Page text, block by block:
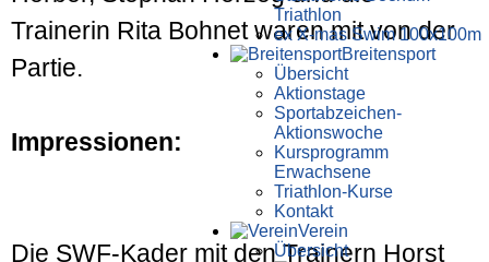
Triathlon
ex X-mas Swim 100x100m
Breiten­sport
Übersicht
Aktionstage
Sportabzeichen-
Aktionswoche
Kursprogramm
Erwachsene
Triathlon-Kurse
Kontakt
Verein
Übersicht
Trainerin Rita Bohnet waren mit von der
Partie.
Impressionen:
Die SWF-Kader mit den Trainern Horst